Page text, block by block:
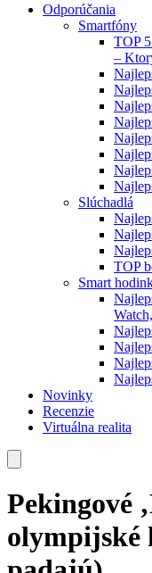
Odporúčania
Smartfóny
TOP
–
Slúchadlá
TOP
Smart
Novinky
Recenzie
Virtuálna realita
Pekingové
olympijské